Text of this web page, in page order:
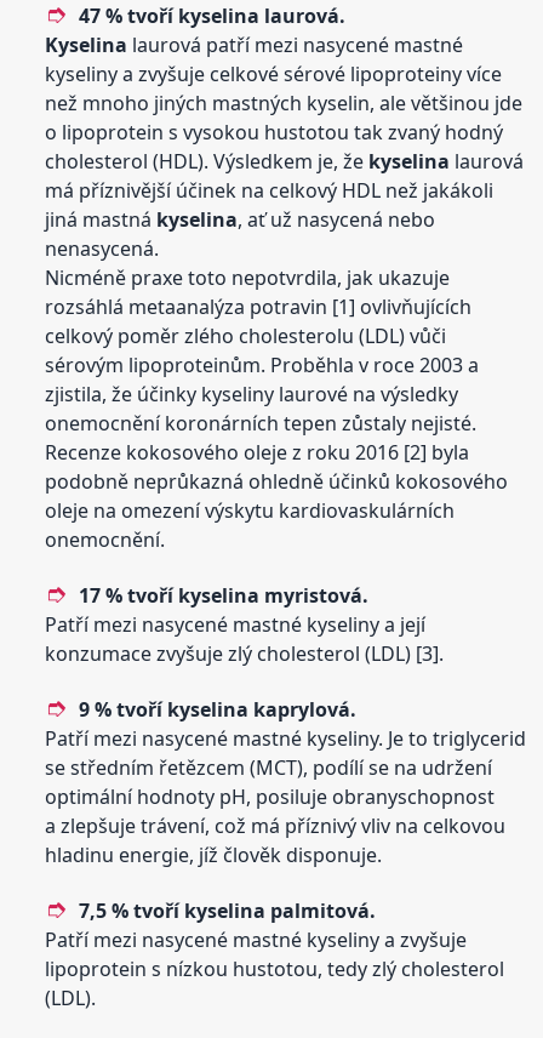
47 % tvoříkyselina laurová.
Kyselina laurová patří mezi nasycené mastné
kyseliny a zvyšuje celkové sérové ​​lipoproteiny více
než mnoho jiných mastných kyselin, ale většinou jde
o lipoprotein s vysokou hustotou tak zvaný hodný
cholesterol (HDL). Výsledkem je, že kyselina laurová
má příznivější účinek na celkový HDL než jakákoli
jiná mastná kyselina, ať už nasycená nebo
nenasycená.
Nicméně praxe toto nepotvrdila, jak ukazuje
rozsáhlá metaanalýza potravin [1] ovlivňujících
celkový poměr zlého cholesterolu (LDL) vůči
sérovým ​​lipoproteinům. Proběhla v roce 2003 a
zjistila, že účinky kyseliny laurové na výsledky
onemocnění koronárních tepen zůstaly nejisté.
Recenze kokosového oleje z roku 2016 [2] byla
podobně neprůkazná ohledně účinků kokosového
oleje na omezení výskytu kardiovaskulárních
onemocnění.
17 % tvoříkyselina myristová.
Patří mezi nasycené mastné kyseliny a její
konzumace zvyšuje zlý cholesterol (LDL) [3].
9 % tvoříkyselina kaprylová.
Patří mezi nasycené mastné kyseliny. Je to triglycerid
se středním řetězcem (MCT), podílí se na udržení
optimální hodnoty pH, posiluje obranyschopnost
a zlepšuje trávení, což má příznivý vliv na celkovou
hladinu energie, jíž člověk disponuje.
7,5 % tvoříkyselina palmitová.
Patří mezi nasycené mastné kyseliny a zvyšuje
lipoprotein s nízkou hustotou, tedy zlý cholesterol
(LDL).